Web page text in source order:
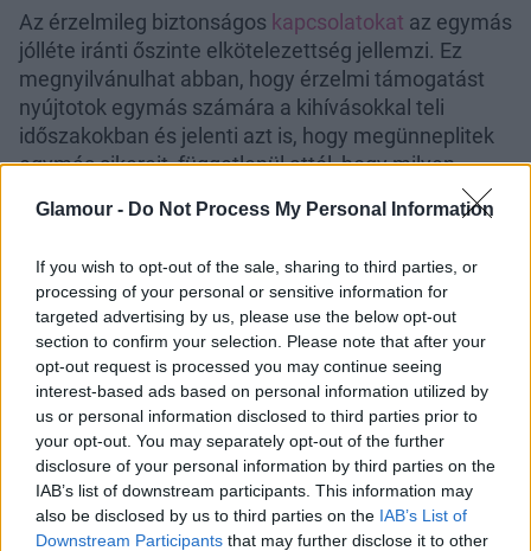
Glamour - Do Not Process My Personal Information
If you wish to opt-out of the sale, sharing to third parties, or
processing of your personal or sensitive information for
targeted advertising by us, please use the below opt-out
section to confirm your selection. Please note that after your
opt-out request is processed you may continue seeing
interest-based ads based on personal information utilized by
us or personal information disclosed to third parties prior to
your opt-out. You may separately opt-out of the further
disclosure of your personal information by third parties on the
IAB’s list of downstream participants. This information may
also be disclosed by us to third parties on the IAB’s List of
Downstream Participants that may further disclose it to other
Az érzelmileg biztonságos kapcsolatokat az egymás
jólléte iránti őszinte elkötelezettség jellemzi. Ez
megnyilvánulhat abban, hogy érzelmi támogatást
nyújtotok egymás számára a kihívásokkal teli
időszakokban és jelenti azt is, hogy megünneplitek
egymás sikereit, függetlenül attól, hogy milyen
személyes kapcsolatokban, így egy barátságban, az
vigasztalóan jelen vagyunk a nehézségek idején,
szurkolunk egymásnak és megbízható, bátorító
erőként vagyunk jelen. A munkahelyen az érzelmi
támogatás pedig olyan pozitív környezetet teremt,
amelyben a munkatársak felemelik egymást a
kihívásokkal való szembenézés során és a sikerek
elérésekor egyaránt.